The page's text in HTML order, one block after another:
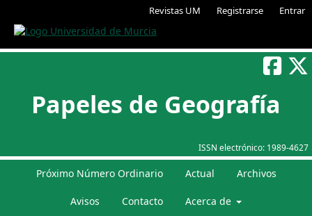
Revistas UM Registrarse Entrar
ISSN electrónico: 1989-4627
Papeles de Geografía
Próximo Número Ordinario Actual Archivos
Avisos Contacto Acerca de